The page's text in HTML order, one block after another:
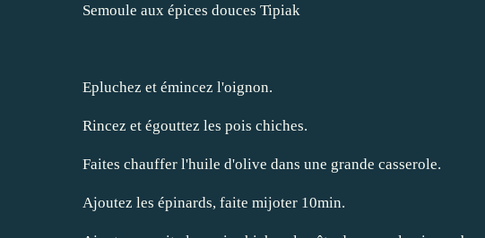
Semoule aux épices douces Tipiak
Epluchez et émincez l'oignon.
Rincez et égouttez les pois chiches.
Faites chauffer l'huile d'olive dans une grande casserole.
Ajoutez les épinards, faite mijoter 10min.